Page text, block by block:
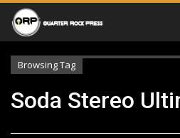
Browsing Tag
Soda Stereo